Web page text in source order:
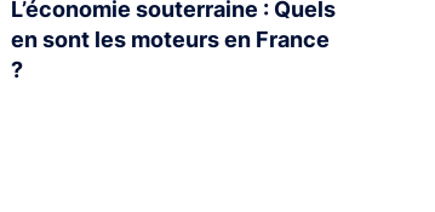
L’économie souterraine : Quels
en sont les moteurs en France
?